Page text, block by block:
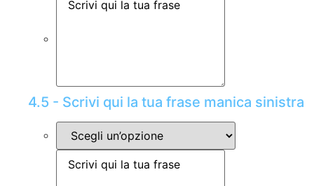
4.5 - Scrivi qui la tua frase manica sinistra